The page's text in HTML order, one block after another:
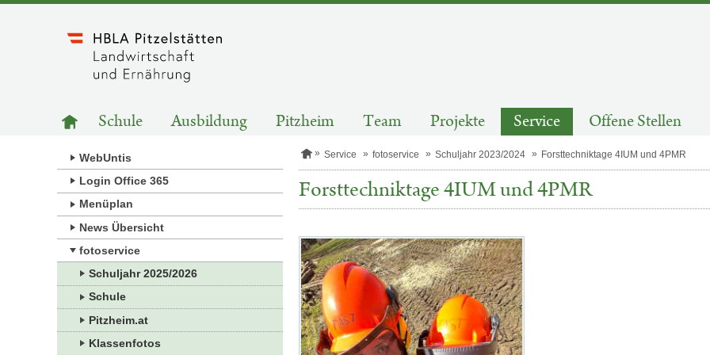
HAUPTNAVIGATION
Zur
Startseite
Schule Ausbildung Pitzheim Team Projekte Service Offene Stellen
WebUntis
Login Office 365
Menüplan
News Übersicht
fotoservice
Schuljahr 2025/2026
Schule
Pitzheim.at
Klassenfotos
S
e
Service fotoservice Schuljahr 2023/2024 Forsttechniktage 4IUM und 4PMR
Forsttechniktage 4IUM und 4PMR
Kategorie:
Fotos